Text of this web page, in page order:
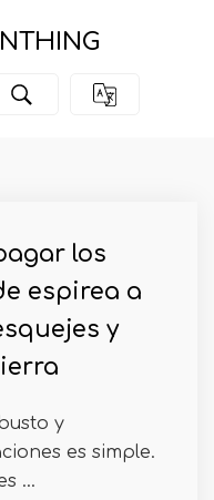
los
espirea a
y
y
es simple.
...